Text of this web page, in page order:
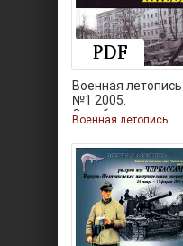
Военная летопись
№1 2005.
Освобождение
Военная летопись